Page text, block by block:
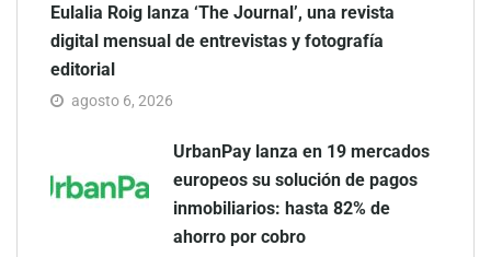
Eulalia Roig lanza ‘The Journal’, una revista
digital mensual de entrevistas y fotografía
editorial
agosto 6, 2026
UrbanPay lanza en 19 mercados
europeos su solución de pagos
inmobiliarios: hasta 82% de
ahorro por cobro